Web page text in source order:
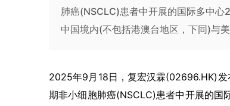
肺癌(NSCLC)患者中开展的国际多中
中国境内(不包括港澳台地区，下同)与美
2025年9月18日，复宏汉霖(02696.HK)
期非小细胞肺癌(NSCLC)患者中开展的国